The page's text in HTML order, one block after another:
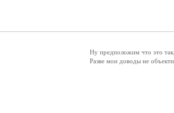
Ну предположим что это
Разве мои доводы не